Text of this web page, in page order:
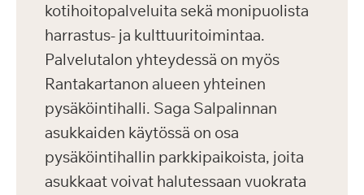
kotihoitopalveluita sekä monipuolista
harrastus- ja kulttuuritoimintaa.
Palvelutalon yhteydessä on myös
Rantakartanon alueen yhteinen
pysäköintihalli. Saga Salpalinnan
asukkaiden käytössä on osa
pysäköintihallin parkkipaikoista, joita
asukkaat voivat halutessaan vuokrata